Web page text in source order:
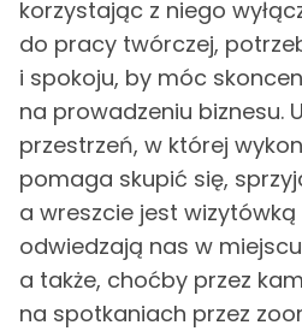
korzystając z niego
do pracy twórczej,
i spokoju, by móc
na prowadzeniu biznesu.
przestrzeń, w której
pomaga skupić się,
a wreszcie jest wizytówką
odwiedzają nas w
a także, choćby przez
na spotkaniach przez